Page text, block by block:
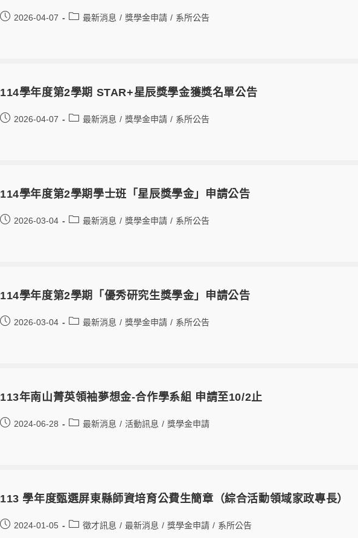
2026-04-07 最新消息 / 獎學金申請 / 系所公告
114學年度第2學期 STAR+星辰獎學金獲獎名單公告
2026-04-07 最新消息 / 獎學金申請 / 系所公告
114學年度第2學期學士班「星辰獎學金」申請公告
2026-03-04 最新消息 / 獎學金申請 / 系所公告
114學年度第2學期「優秀研究生獎學金」申請公告
2026-03-04 最新消息 / 獎學金申請 / 系所公告
113年南山菁英領袖夢想金-合作學系組 申請至10/2止
2024-06-28 最新消息 / 活動訊息 / 獎學金申請
113 學年度甄選屏東縣師資培育公費生簡章（綜合活動領域家政專長）
2024-01-05 徵才訊息 / 最新消息 / 獎學金申請 / 系所公告